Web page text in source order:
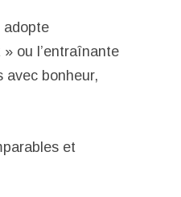
adopte
ou l’entraînante
avec bonheur,
et